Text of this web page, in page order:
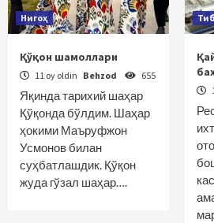
Нигоҳ
Қўқон шамоллари
11 oy oldin Behzod 655
Яқинда тарихий шаҳар
Қўқонда бўлдим. Шаҳар
ҳокими Маъруфжон
Усмонов билан
суҳбатлашдик. Қўқон
жуда гўзал шаҳар….